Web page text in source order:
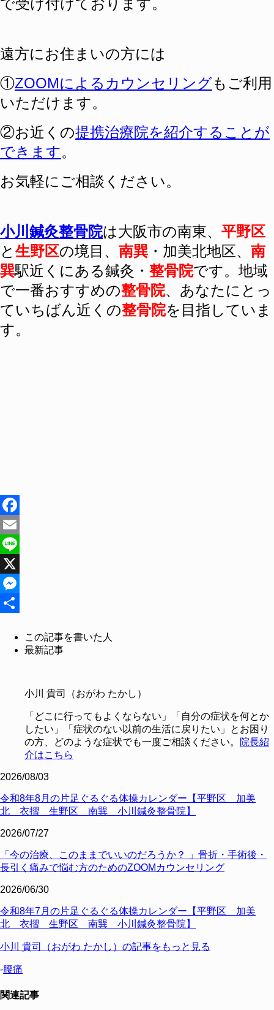
で受け付けております。
遠方にお住まいの方には
①ZOOMによるカウンセリングもご利用
いただけます。
②お近くの提携治療院を紹介することが
できます。
お気軽にご相談ください。
小川鍼灸整骨院は大阪市の南東、 平野区
と 生野区の境目、 南巽 ・加美北地区、 南
巽駅近くにある鍼灸 ・ 整骨院です。地域
で一番おすすめの整骨院、あなたにとっ
ていちばん近くの整骨院を目指していま
す。
Facebook
Email
Line
X
Messenger
この記事を書いた人
最新記事
小川 貴司（おがわ たかし）
「どこに行ってもよくならない」「自分の症状を何とか
したい」「症状のない以前の生活に戻りたい」とお困り
の方、どのような症状でも一度ご相談ください。
院長紹
介はこちら
2026/08/03
令和8年8月の片足ぐるぐる体操カレンダー【平野区 加美
北 衣摺 生野区 南巽 小川鍼灸整骨院】
2026/07/27
「今の治療、このままでいいのだろうか？ 」骨折・手術後・
長引く痛みで悩む方のためのZOOMカウンセリング
2026/06/30
令和8年7月の片足ぐるぐる体操カレンダー【平野区 加美
北 衣摺 生野区 南巽 小川鍼灸整骨院】
小川 貴司（おがわ たかし）の記事をもっと見る
-腰痛
関連記事